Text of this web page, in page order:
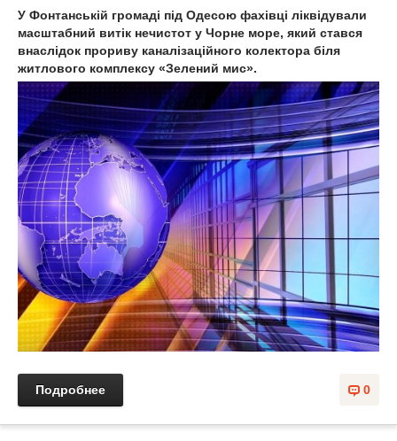
У Фонтанській громаді під Одесою фахівці ліквідували
масштабний витік нечистот у Чорне море, який стався
внаслідок прориву каналізаційного колектора біля
житлового комплексу «Зелений мис».
0
Подробнее